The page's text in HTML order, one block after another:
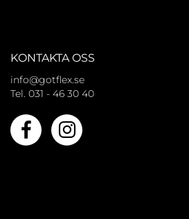
KONTAKTA OSS
info@gotflex.se
Tel. 031 - 46 30 40